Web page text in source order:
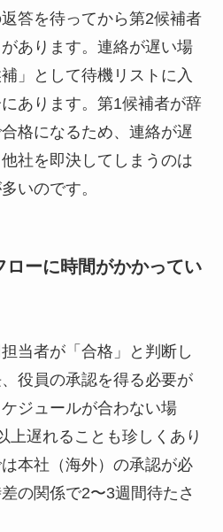
答を待ってから第2候補者
あります。連絡が遅い場
」として待機リストに入
あります。第1候補者が辞
格になるため、連絡が遅
社を即決してしまうのは
いのです。
ーに時間がかかってい
当者が「合格」と判断し
役員の承認を得る必要が
ジュールが合わない場
上遅れることも珍しくあり
本社（海外）の承認が必
の関係で2〜3週間待たさ